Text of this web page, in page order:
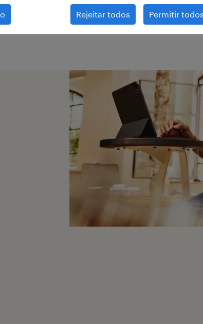
pesquisar por uma região específica?
a distância até ao local de emprego.
Rejeitar todos Permitir todos